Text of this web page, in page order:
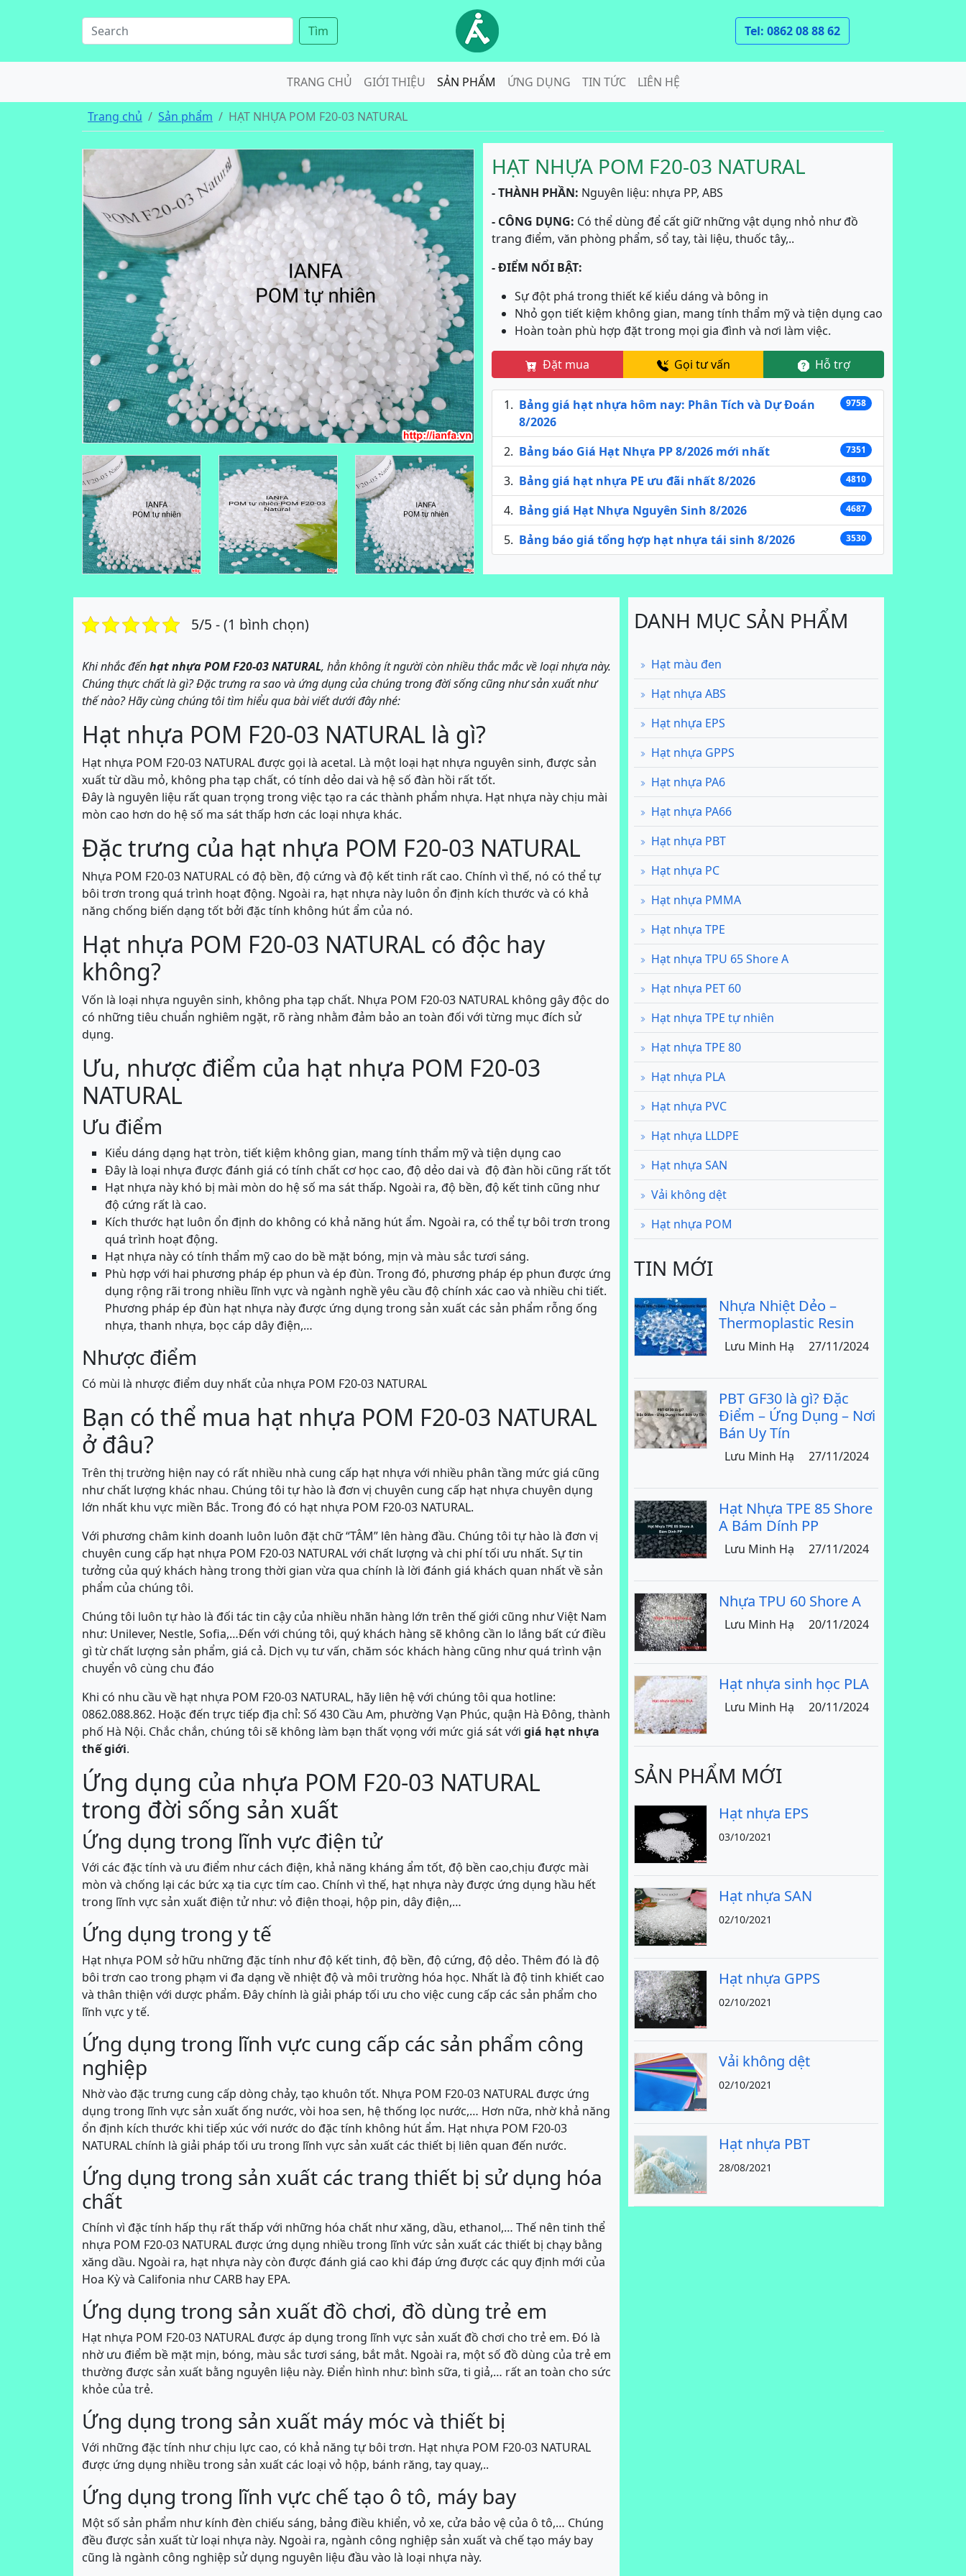
Tìm Tel: 0862 08 88 62
TRANG CHỦ GIỚI THIỆU SẢN PHẨM ỨNG DỤNG TIN TỨC LIÊN HỆ
Trang chủ Sản phẩm HẠT NHỰA POM F20-03 NATURAL
HẠT NHỰA POM F20-03 NATURAL
- THÀNH PHẦN: Nguyên liệu: nhựa PP, ABS
- CÔNG DỤNG: Có thể dùng để cất giữ những vật dụng nhỏ như đồ
trang điểm, văn phòng phẩm, sổ tay, tài liệu, thuốc tây,..
- ĐIỂM NỔI BẬT:
Sự đột phá trong thiết kế kiểu dáng và bông in
Nhỏ gọn tiết kiệm không gian, mang tính thẩm mỹ và tiện dụng cao
Hoàn toàn phù hợp đặt trong mọi gia đình và nơi làm việc.
Đặt mua Gọi tư vấn Hỗ trợ
Bảng giá hạt nhựa hôm nay: Phân Tích và Dự Đoán
8/2026
9758
Bảng báo Giá Hạt Nhựa PP 8/2026 mới nhất 7351
Bảng giá hạt nhựa PE ưu đãi nhất 8/2026 4810
Bảng giá Hạt Nhựa Nguyên Sinh 8/2026 4687
Bảng báo giá tổng hợp hạt nhựa tái sinh 8/2026 3530
5/5 - (1 bình chọn)
Khi nhắc đếnhạt nhựa POM F20-03 NATURAL, hẳn không ít người còn nhiều thắc mắc về loại nhựa này.
Chúng thực chất là gì? Đặc trưng ra sao và ứng dụng của chúng trong đời sống cũng như sản xuất như
thế nào? Hãy cùng chúng tôi tìm hiểu qua bài viết dưới đây nhé:
Hạt nhựa POM F20-03 NATURAL là gì?
Hạt nhựa POM F20-03 NATURAL được gọi là acetal. Là một loại hạt nhựa nguyên sinh, được sản
xuất từ dầu mỏ, không pha tạp chất, có tính dẻo dai và hệ số đàn hồi rất tốt.
Đây là nguyên liệu rất quan trọng trong việc tạo ra các thành phẩm nhựa. Hạt nhựa này chịu mài
mòn cao hơn do hệ số ma sát thấp hơn các loại nhựa khác.
Đặc trưng của hạt nhựa POM F20-03 NATURAL
Nhựa POM F20-03 NATURAL có độ bền, độ cứng và độ kết tinh rất cao. Chính vì thế, nó có thể tự
bôi trơn trong quá trình hoạt động. Ngoài ra, hạt nhựa này luôn ổn định kích thước và có khả
năng chống biến dạng tốt bởi đặc tính không hút ẩm của nó.
Hạt nhựa POM F20-03 NATURAL có độc hay
không?
Vốn là loại nhựa nguyên sinh, không pha tạp chất. Nhựa POM F20-03 NATURAL không gây độc do
có những tiêu chuẩn nghiêm ngặt, rõ ràng nhằm đảm bảo an toàn đối với từng mục đích sử
dụng.
Ưu, nhược điểm của hạt nhựa POM F20-03
NATURAL
Ưu điểm
Kiểu dáng dạng hạt tròn, tiết kiệm không gian, mang tính thẩm mỹ và tiện dụng cao
Đây là loại nhựa được đánh giá có tính chất cơ học cao, độ dẻo dai và độ đàn hồi cũng rất tốt
Hạt nhựa này khó bị mài mòn do hệ số ma sát thấp. Ngoài ra, độ bền, độ kết tinh cũng như
độ cứng rất là cao.
Kích thước hạt luôn ổn định do không có khả năng hút ẩm. Ngoài ra, có thể tự bôi trơn trong
quá trình hoạt động.
Hạt nhựa này có tính thẩm mỹ cao do bề mặt bóng, mịn và màu sắc tươi sáng.
Phù hợp với hai phương pháp ép phun và ép đùn. Trong đó, phương pháp ép phun được ứng
dụng rộng rãi trong nhiều lĩnh vực và ngành nghề yêu cầu độ chính xác cao và nhiều chi tiết.
Phương pháp ép đùn hạt nhựa này được ứng dụng trong sản xuất các sản phẩm rỗng ống
nhựa, thanh nhựa, bọc cáp dây điện,…
Nhược điểm
Có mùi là nhược điểm duy nhất của nhựa POM F20-03 NATURAL
Bạn có thể mua hạt nhựa POM F20-03 NATURAL
ở đâu?
Trên thị trường hiện nay có rất nhiều nhà cung cấp hạt nhựa với nhiều phân tầng mức giá cũng
như chất lượng khác nhau. Chúng tôi tự hào là đơn vị chuyên cung cấp hạt nhựa chuyên dụng
lớn nhất khu vực miền Bắc. Trong đó có hạt nhựa POM F20-03 NATURAL.
Với phương châm kinh doanh luôn luôn đặt chữ “TÂM” lên hàng đầu. Chúng tôi tự hào là đơn vị
chuyên cung cấp hạt nhựa POM F20-03 NATURAL với chất lượng và chi phí tối ưu nhất. Sự tin
tưởng của quý khách hàng trong thời gian vừa qua chính là lời đánh giá khách quan nhất về sản
phẩm của chúng tôi.
Chúng tôi luôn tự hào là đối tác tin cậy của nhiều nhãn hàng lớn trên thế giới cũng như Việt Nam
như: Unilever, Nestle, Sofia,…Đến với chúng tôi, quý khách hàng sẽ không cần lo lắng bất cứ điều
gì từ chất lượng sản phẩm, giá cả. Dịch vụ tư vấn, chăm sóc khách hàng cũng như quá trình vận
chuyển vô cùng chu đáo
Khi có nhu cầu về hạt nhựa POM F20-03 NATURAL, hãy liên hệ với chúng tôi qua hotline:
0862.088.862. Hoặc đến trực tiếp địa chỉ: Số 430 Cầu Am, phường Vạn Phúc, quận Hà Đông, thành
phố Hà Nội. Chắc chắn, chúng tôi sẽ không làm bạn thất vọng với mức giá sát với giá hạt nhựa
thế giới.
Ứng dụng của nhựa POM F20-03 NATURAL
trong đời sống sản xuất
Ứng dụng trong lĩnh vực điện tử
Với các đặc tính và ưu điểm như cách điện, khả năng kháng ẩm tốt, độ bền cao,chịu được mài
mòn và chống lại các bức xạ tia cực tím cao. Chính vì thế, hạt nhựa này được ứng dụng hầu hết
trong lĩnh vực sản xuất điện tử như: vỏ điện thoại, hộp pin, dây điện,…
Ứng dụng trong y tế
Hạt nhựa POM sở hữu những đặc tính như độ kết tinh, độ bền, độ cứng, độ dẻo. Thêm đó là độ
bôi trơn cao trong phạm vi đa dạng về nhiệt độ và môi trường hóa học. Nhất là độ tinh khiết cao
và thân thiện với dược phẩm. Đây chính là giải pháp tối ưu cho việc cung cấp các sản phẩm cho
lĩnh vực y tế.
Ứng dụng trong lĩnh vực cung cấp các sản phẩm công
nghiệp
Nhờ vào đặc trưng cung cấp dòng chảy, tạo khuôn tốt. Nhựa POM F20-03 NATURAL được ứng
dụng trong lĩnh vực sản xuất ống nước, vòi hoa sen, hệ thống lọc nước,… Hơn nữa, nhờ khả năng
ổn định kích thước khi tiếp xúc với nước do đặc tính không hút ẩm. Hạt nhựa POM F20-03
NATURAL chính là giải pháp tối ưu trong lĩnh vực sản xuất các thiết bị liên quan đến nước.
Ứng dụng trong sản xuất các trang thiết bị sử dụng hóa
chất
Chính vì đặc tính hấp thụ rất thấp với những hóa chất như xăng, dầu, ethanol,… Thế nên tinh thể
nhựa POM F20-03 NATURAL được ứng dụng nhiều trong lĩnh vức sản xuất các thiết bị chạy bằng
xăng dầu. Ngoài ra, hạt nhựa này còn được đánh giá cao khi đáp ứng được các quy định mới của
Hoa Kỳ và Califonia như CARB hay EPA.
Ứng dụng trong sản xuất đồ chơi, đồ dùng trẻ em
Hạt nhựa POM F20-03 NATURAL được áp dụng trong lĩnh vực sản xuất đồ chơi cho trẻ em. Đó là
nhờ ưu điểm bề mặt mịn, bóng, màu sắc tươi sáng, bắt mắt. Ngoài ra, một số đồ dùng của trẻ em
thường được sản xuất bằng nguyên liệu này. Điển hình như: bình sữa, ti giả,… rất an toàn cho sức
khỏe của trẻ.
Ứng dụng trong sản xuất máy móc và thiết bị
Với những đặc tính như chịu lực cao, có khả năng tự bôi trơn. Hạt nhựa POM F20-03 NATURAL
được ứng dụng nhiều trong sản xuất các loại vỏ hộp, bánh răng, tay quay,..
Ứng dụng trong lĩnh vực chế tạo ô tô, máy bay
Một số sản phẩm như kính đèn chiếu sáng, bảng điều khiển, vỏ xe, cửa bảo vệ của ô tô,… Chúng
đều được sản xuất từ loại nhựa này. Ngoài ra, ngành công nghiệp sản xuất và chế tạo máy bay
cũng là ngành công nghiệp sử dụng nguyên liệu đầu vào là loại nhựa này.
DANH MỤC SẢN PHẨM
Hạt màu đen
Hạt nhựa ABS
Hạt nhựa EPS
Hạt nhựa GPPS
Hạt nhựa PA6
Hạt nhựa PA66
Hạt nhựa PBT
Hạt nhựa PC
Hạt nhựa PMMA
Hạt nhựa TPE
Hạt nhựa TPU 65 Shore A
Hạt nhựa PET 60
Hạt nhựa TPE tự nhiên
Hạt nhựa TPE 80
Hạt nhựa PLA
Hạt nhựa PVC
Hạt nhựa LLDPE
Hạt nhựa SAN
Vải không dệt
Hạt nhựa POM
TIN MỚI
Nhựa Nhiệt Dẻo –
Thermoplastic Resin
Lưu Minh Hạ 27/11/2024
PBT GF30 là gì? Đặc
Điểm – Ứng Dụng – Nơi
Bán Uy Tín
Lưu Minh Hạ 27/11/2024
Hạt Nhựa TPE 85 Shore
A Bám Dính PP
Lưu Minh Hạ 27/11/2024
Nhựa TPU 60 Shore A
Lưu Minh Hạ 20/11/2024
Hạt nhựa sinh học PLA
Lưu Minh Hạ 20/11/2024
SẢN PHẨM MỚI
Hạt nhựa EPS
03/10/2021
Hạt nhựa SAN
02/10/2021
Hạt nhựa GPPS
02/10/2021
Vải không dệt
02/10/2021
Hạt nhựa PBT
28/08/2021